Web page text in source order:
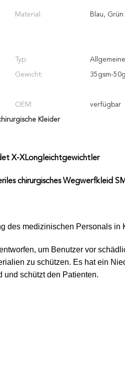
Material: Blau, Grün
Typ:
Gewicht: 35gsm-
OEM: verfügbar
Kleider
X-XLongleichtgewichtler
chirurgisches Wegwerfkleid
des medizinischen Personals in
um Benutzer vor
zu schützen. Es hat ein
und schützt den Patienten.